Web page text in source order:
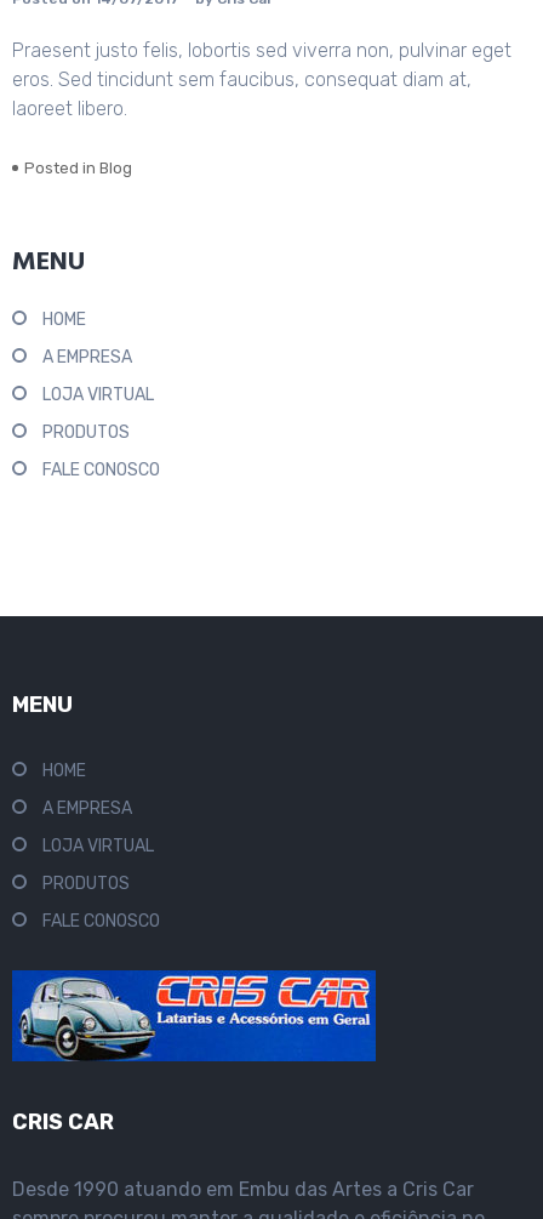
Praesent justo felis, lobortis sed viverra non, pulvinar eget
eros. Sed tincidunt sem faucibus, consequat diam at,
laoreet libero.
Posted in Blog
MENU
HOME
A EMPRESA
LOJA VIRTUAL
PRODUTOS
FALE CONOSCO
MENU
HOME
A EMPRESA
LOJA VIRTUAL
PRODUTOS
FALE CONOSCO
CRIS CAR
Desde 1990 atuando em Embu das Artes a Cris Car